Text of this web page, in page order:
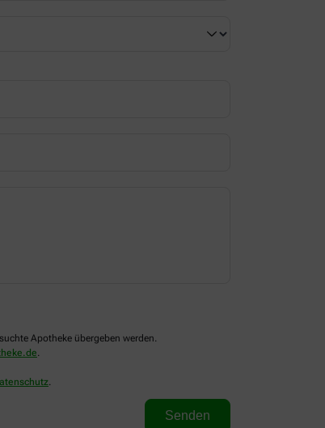
Apotheke übergeben werden.